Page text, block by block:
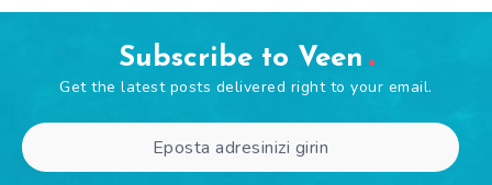
Subscribe to Veen
Get the latest posts delivered right to your email.